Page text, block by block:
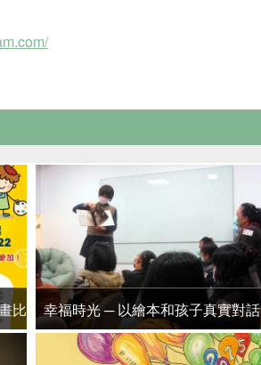
比 幸福時光 ─ 以繪本和孩子真實對話